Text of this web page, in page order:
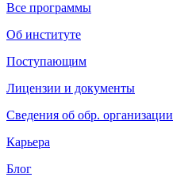
Все программы
Об институте
Поступающим
Лицензии и документы
Сведения об обр. организации
Карьера
Блог